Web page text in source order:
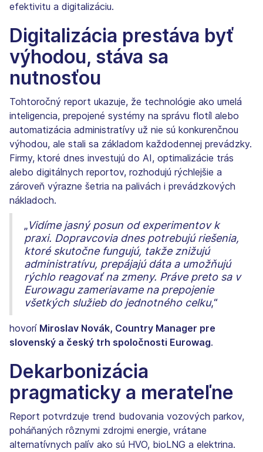
efektivitu a digitalizáciu.
Digitalizácia prestáva byť
výhodou, stáva sa
nutnosťou
Tohtoročný report ukazuje, že technológie ako umelá
inteligencia, prepojené systémy na správu flotíl alebo
automatizácia administratívy už nie sú konkurenčnou
výhodou, ale stali sa základom každodennej prevádzky.
Firmy, ktoré dnes investujú do AI, optimalizácie trás
alebo digitálnych reportov, rozhodujú rýchlejšie a
zároveň výrazne šetria na palivách i prevádzkových
nákladoch.
„Vidíme jasný posun od experimentov k
praxi. Dopravcovia dnes potrebujú riešenia,
ktoré skutočne fungujú, takže znižujú
administratívu, prepájajú dáta a umožňujú
rýchlo reagovať na zmeny. Práve preto sa v
Eurowagu zameriavame na prepojenie
všetkých služieb do jednotného celku,“
hovorí Miroslav Novák, Country Manager pre
slovenský a český trh spoločnosti Eurowag.
Dekarbonizácia
pragmaticky a merateľne
Report potvrdzuje trend budovania vozových parkov,
poháňaných rôznymi zdrojmi energie, vrátane
alternatívnych palív ako sú HVO, bioLNG a elektrina.